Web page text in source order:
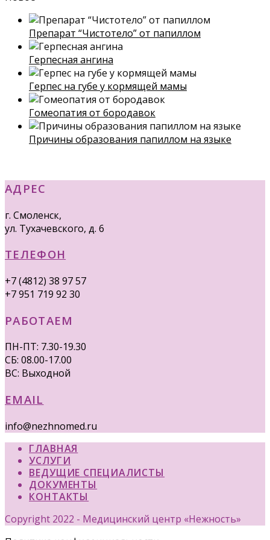
Препарат “Чистотело” от папиллом
Герпесная ангина
Герпес на губе у кормящей мамы
Гомеопатия от бородавок
Причины образования папиллом на языке
АДРЕС
г. Смоленск,
ул. Тухачевского, д. 6
ТЕЛЕФОН
+7 (4812) 38 97 57
+7 951 719 92 30
РАБОТАЕМ
ПН-ПТ: 7.30-19.30
СБ: 08.00-17.00
ВС: Выходной
EMAIL
info@nezhnomed.ru
ГЛАВНАЯ
УСЛУГИ
ВЕДУЩИЕ СПЕЦИАЛИСТЫ
ДОКУМЕНТЫ
КОНТАКТЫ
Copyright 2022 - Медицинский центр «Нежность»